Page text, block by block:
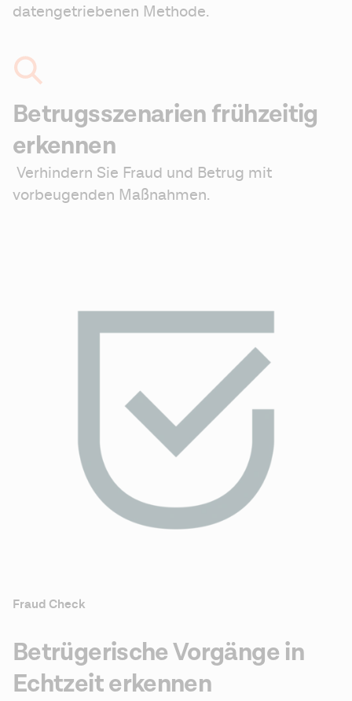
datengetriebenen Methode.
Betrugsszenarien frühzeitig
erkennen
vorbeugenden Maßnahmen.
Fraud Check
Betrügerische Vorgänge in
Echtzeit erkennen